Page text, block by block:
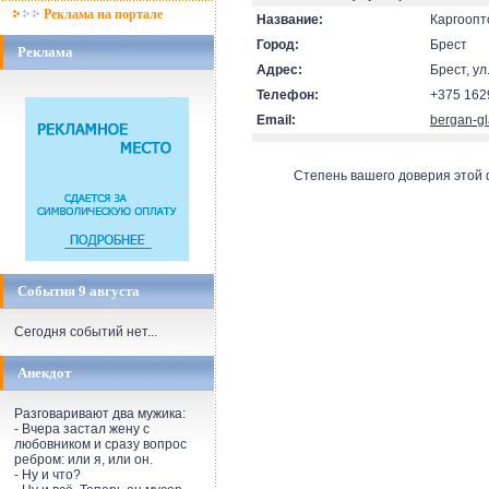
Реклама на портале
Реклама
События 9 августа
Сегодня событий нет...
Анекдот
Разговаривают два мужика:
- Вчера застал жену с
любовником и сразу вопрос
ребром: или я, или он.
- Ну и что?
Название:
Город:
Брест
Адрес:
Брест,
Телефон:
+375
Email:
bergan-
Степень вашего доверия